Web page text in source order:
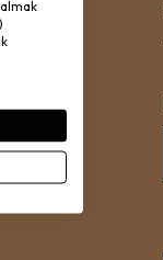
mi a te